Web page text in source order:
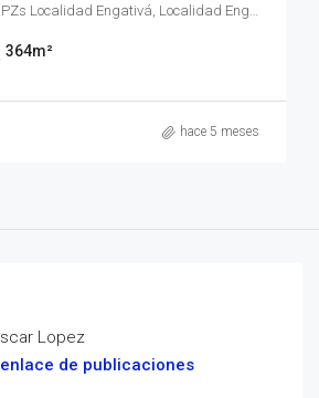
Avenida Calle 26, UPZs Localidad Engativá, Localidad Engativá, Bogotá, Bogotá, Distrito Capital, RAP (Especial) Central, 111071, Colombia
364m²
hace 5 meses
Lopez
de publicaciones